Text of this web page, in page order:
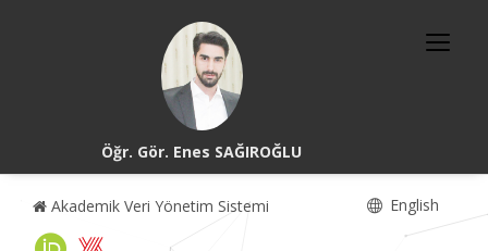
Öğr. Gör. Enes SAĞIROĞLU
Akademik Veri Yönetim Sistemi English